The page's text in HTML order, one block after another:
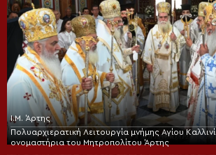
Ι.Μ. Άρτης
Πολυαρχιερατική Λειτουργία μνήμης Αγίου
ονομαστήρια του Μητροπολίτου Άρτης